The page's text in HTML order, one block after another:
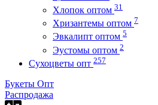
Хлопок оптом 31
Хризантемы оптом 7
Эвкалипт оптом 5
Эустомы оптом 2
Сухоцветы опт 257
Букеты Опт
Распродажа